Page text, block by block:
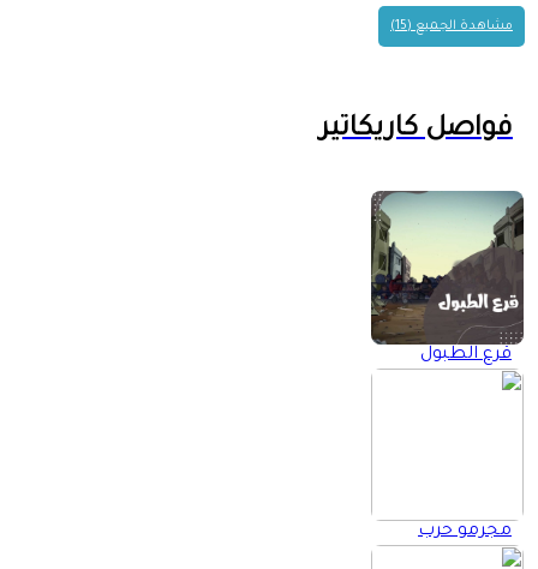
مشاهدة الجميع (15)
فواصل كاريكاتير
قرع الطبول
مجرمو حرب